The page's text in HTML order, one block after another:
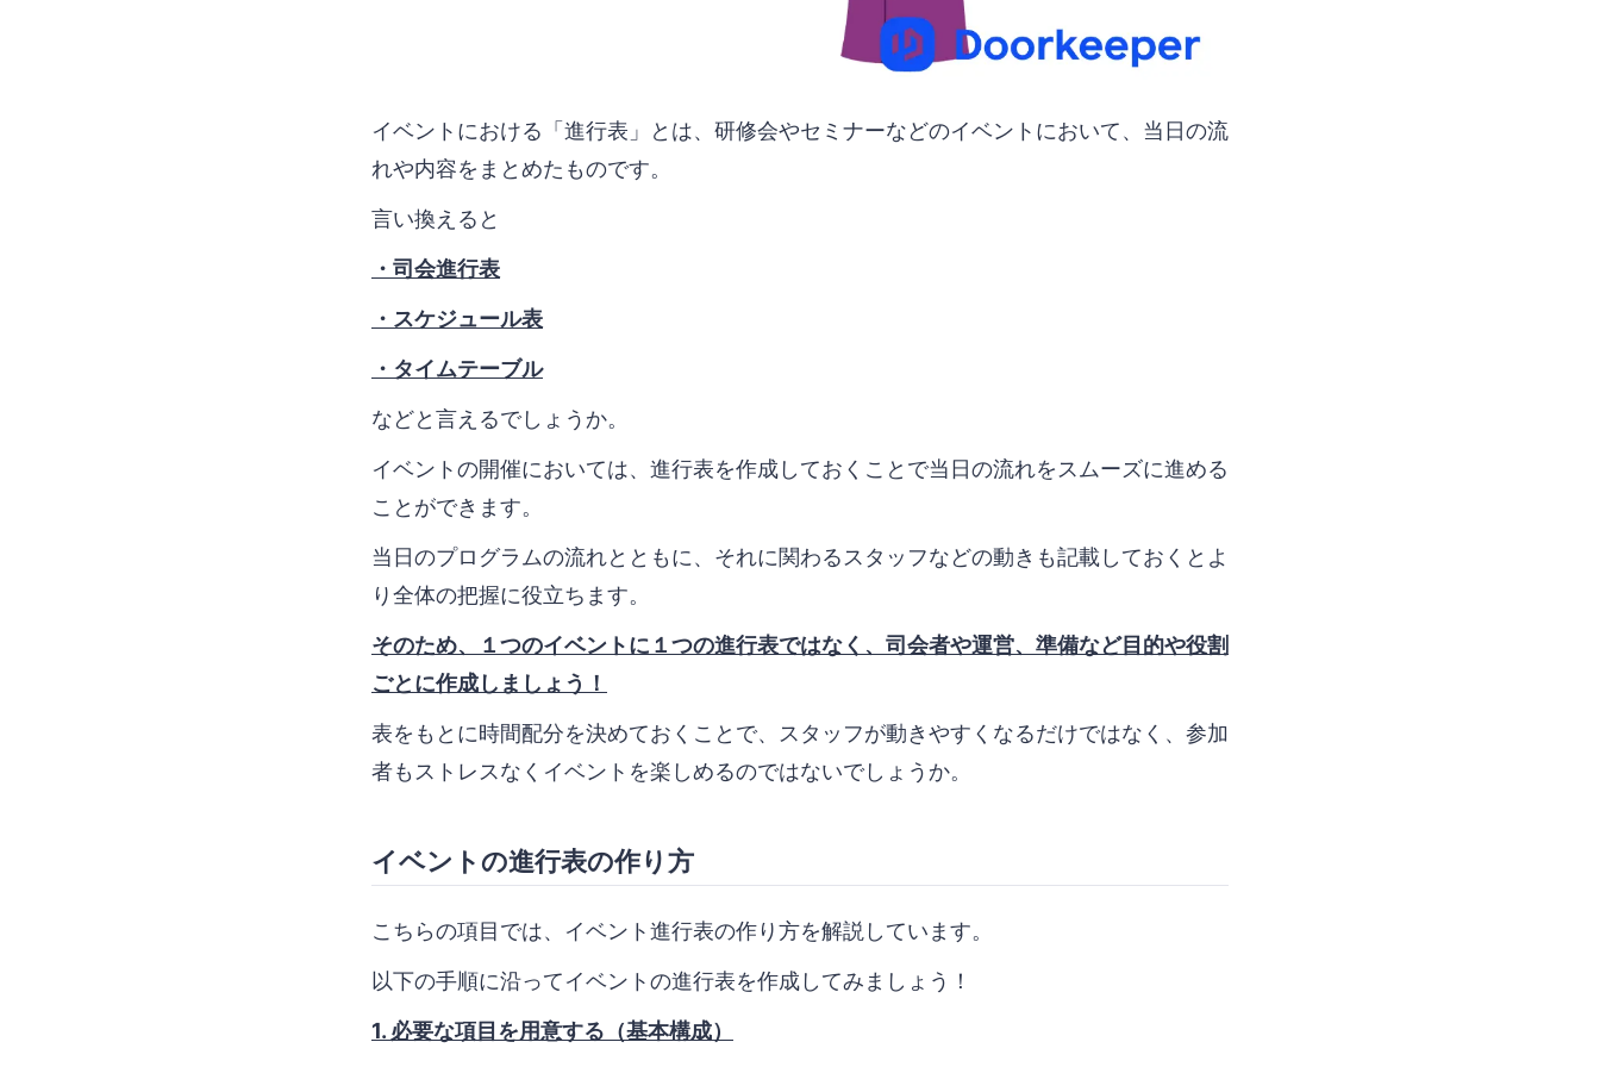
イベントにおける「進行表」とは、研修会やセミナーなどのイベントにおいて、当日の流
れや内容をまとめたものです。
言い換えると
・司会進行表
・スケジュール表
・タイムテーブル
などと言えるでしょうか。
イベントの開催においては、進行表を作成しておくことで当日の流れをスムーズに進める
ことができます。
当日のプログラムの流れとともに、それに関わるスタッフなどの動きも記載しておくとよ
り全体の把握に役立ちます。
そのため、１つのイベントに１つの進行表ではなく、司会者や運営、準備など目的や役割
ごとに作成しましょう！
表をもとに時間配分を決めておくことで、スタッフが動きやすくなるだけではなく、参加
者もストレスなくイベントを楽しめるのではないでしょうか。
イベントの進行表の作り方
こちらの項目では、イベント進行表の作り方を解説しています。
以下の手順に沿ってイベントの進行表を作成してみましょう！
1. 必要な項目を用意する（基本構成）